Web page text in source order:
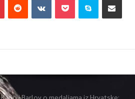
Kapo i Barlov o medaljama iz Hrvatske: